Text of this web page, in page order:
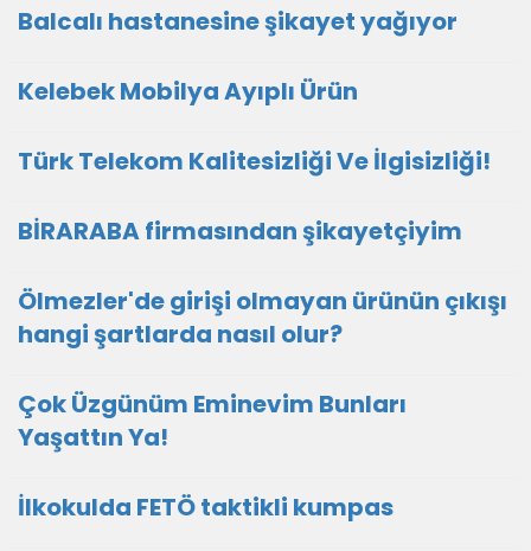
Balcalı hastanesine şikayet yağıyor
Kelebek Mobilya Ayıplı Ürün
Türk Telekom Kalitesizliği Ve İlgisizliği!
BİRARABA firmasından şikayetçiyim
Ölmezler'de girişi olmayan ürünün çıkışı
hangi şartlarda nasıl olur?
Çok Üzgünüm Eminevim Bunları
Yaşattın Ya!
İlkokulda FETÖ taktikli kumpas